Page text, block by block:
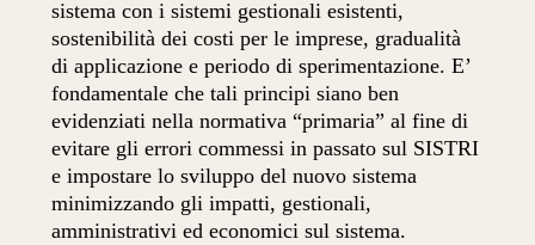
sistema con i sistemi gestionali esistenti,
sostenibilità dei costi per le imprese, gradualità
di applicazione e periodo di sperimentazione. E’
fondamentale che tali principi siano ben
evidenziati nella normativa “primaria” al fine di
evitare gli errori commessi in passato sul SISTRI
e impostare lo sviluppo del nuovo sistema
minimizzando gli impatti, gestionali,
amministrativi ed economici sul sistema.